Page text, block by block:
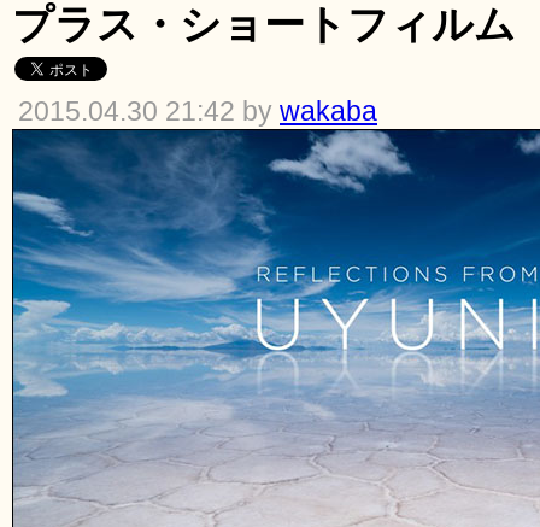
プラス・ショートフィルム
2015.04.30 21:42 by wakaba